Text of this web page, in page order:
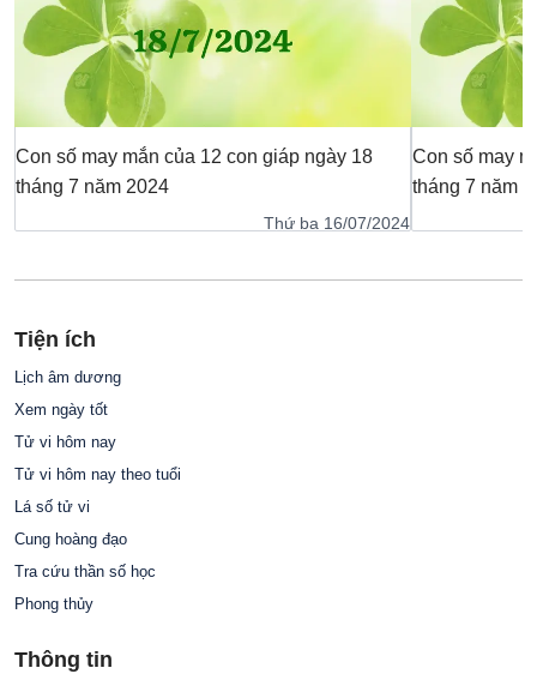
Con số may mắn của 12 con giáp ngày 18
tháng 7 năm 2024
Thứ ba 16/07/2024
Con số may
tháng 7 năm
Tiện ích
Lịch âm dương
Xem ngày tốt
Tử vi hôm nay
Tử vi hôm nay theo tuổi
Lá số tử vi
Cung hoàng đạo
Tra cứu thần số học
Phong thủy
Thông tin